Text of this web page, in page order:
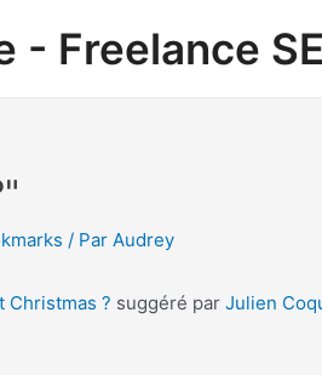
- Freelance
/ Par Audrey
Christmas ? suggéré par Julien